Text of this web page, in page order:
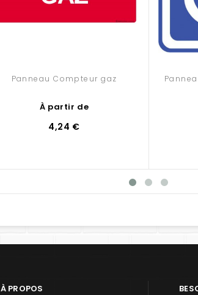
Panneau Compteur gaz
À partir de
4,24 €
À PROPOS